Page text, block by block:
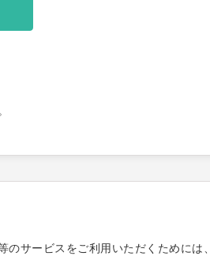
のサービスをご利用いただくためには